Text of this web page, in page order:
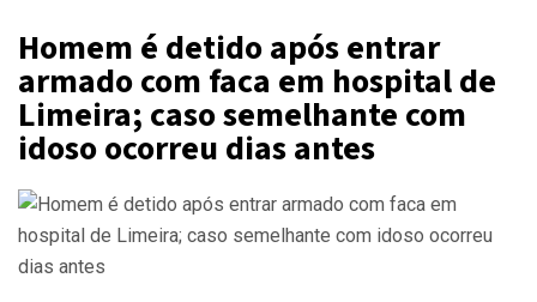
Homem é detido após entrar
armado com faca em hospital de
Limeira; caso semelhante com
idoso ocorreu dias antes